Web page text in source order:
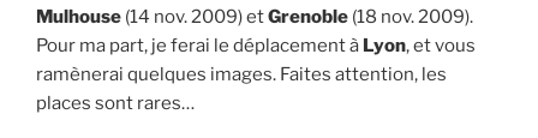
Mulhouse (14 nov. 2009) etGrenoble (18 nov. 2009).
Pour ma part, je ferai le déplacement à Lyon, et vous
ramènerai quelques images. Faites attention, les
places sont rares…